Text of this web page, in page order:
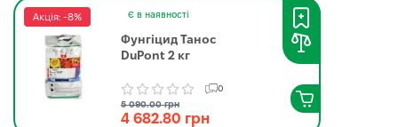
Акція: -8% Є в наявності
Фунгіцид Танос
DuPont 2 кг
0
5 090.00 грн
4 682.80 грн